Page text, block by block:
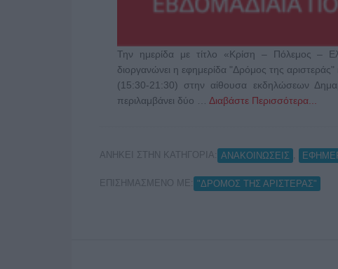
Την ημερίδα με τίτλο «Κρίση – Πόλεμος –
διοργανώνει η εφημερίδα "Δρόμος της
(15:30-21:30) στην αίθουσα εκδηλώσεων
περιλαμβάνει δύο … Διαβάστε Περισσότερα...
ΑΝΗΚΕΙ ΣΤΗΝ ΚΑΤΗΓΟΡΙΑ: ΑΝΑΚΟΙΝΩΣΕΙΣ
ΕΠΙΣΗΜΑΣΜΕΝΟ ΜΕ: "ΔΡΟΜΟΣ ΤΗΣ ΑΡΙΣΤΕΡΑΣ"